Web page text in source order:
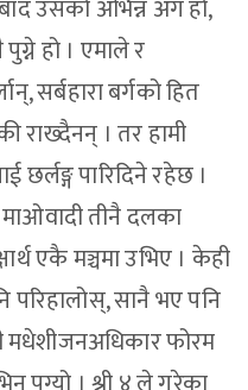
उसको अभिन्न अंग हो,
हो । एमाले र
सर्बहारा बर्गको हित
राख्दैनन् । तर हामी
पारिदिने रहेछ ।
तीनै दलका
एकै मञ्चमा उभिए । केही
सानै भए पनि
फोरम